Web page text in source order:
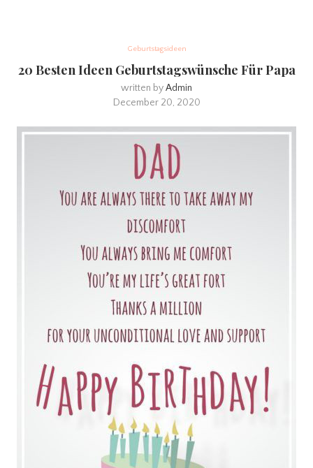
Geburtstagsideen
20 Besten Ideen Geburtstagswünsche Für Papa
written byAdmin
December 20, 2020